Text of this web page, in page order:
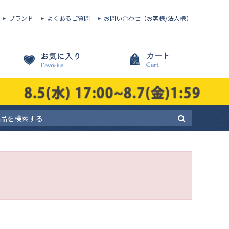
ブランド よくあるご質問 お問い合わせ（お客様/法人様）